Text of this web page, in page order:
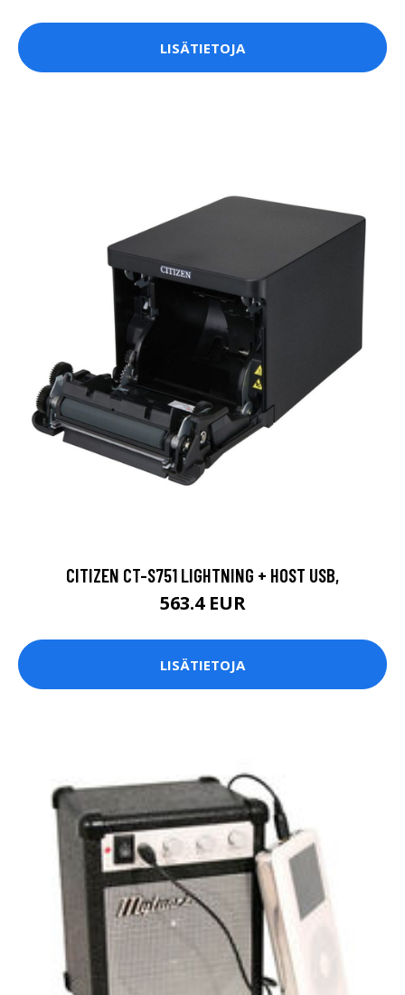
LISÄTIETOJA
CITIZEN CT-S751 LIGHTNING + HOST USB,
563.4 EUR
LISÄTIETOJA